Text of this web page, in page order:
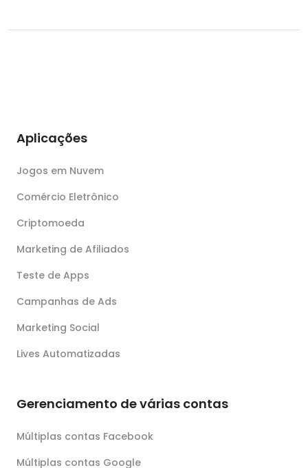
Aplicações
Jogos em Nuvem
Comércio Eletrônico
Criptomoeda
Marketing de Afiliados
Teste de Apps
Campanhas de Ads
Marketing Social
Lives Automatizadas
Gerenciamento de várias contas
Múltiplas contas Facebook
Múltiplas contas Google